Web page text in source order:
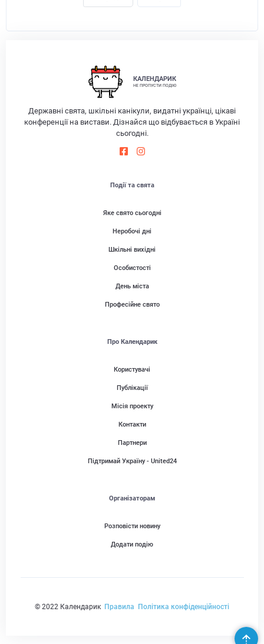
КАЛЕНДАРИК
НЕ ПРОПУСТИ ПОДІЮ
Державні свята, шкільні канікули, видатні українці, цікаві
конференції на вистави. Дізнайся що відбувається в Україні
сьогодні.
Події та свята
Яке свято сьогодні
Неробочі дні
Шкільні вихідні
Особистості
День міста
Професійне свято
Про Календарик
Користувачі
Публікації
Місія проекту
Контакти
Партнери
Підтримай Україну - United24
Організаторам
Розповісти новину
Додати подію
© 2022 Календарик Правила Політика конфіденційності